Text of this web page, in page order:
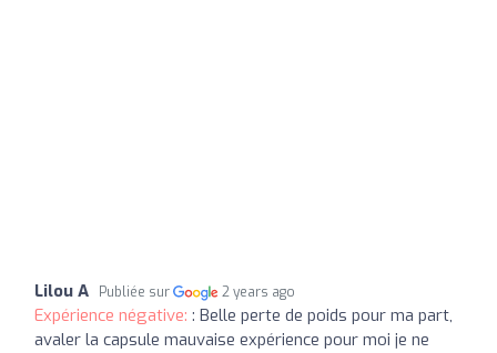
Lilou A Publiée sur 2 years ago
Expérience négative: : Belle perte de poids pour ma part,
avaler la capsule mauvaise expérience pour moi je ne